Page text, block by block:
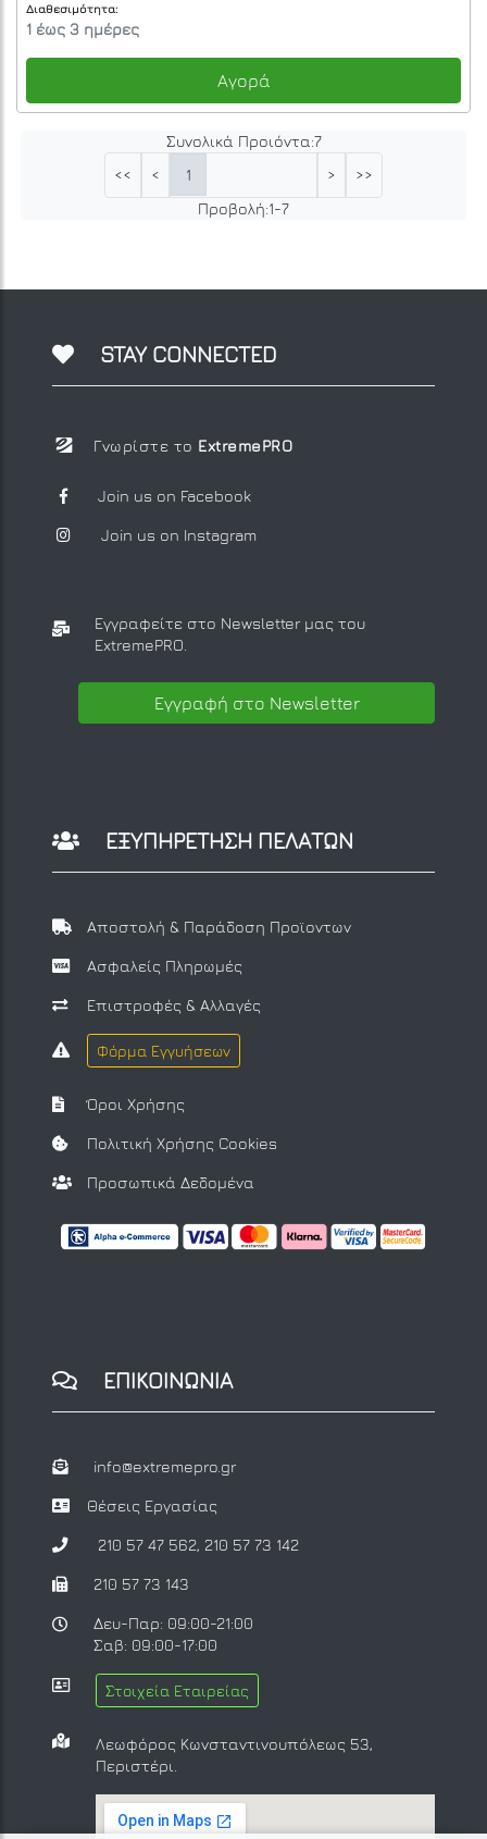
Διαθεσιμότητα:
1 έως 3 ημέρες
Αγορά
Συνολικά Προιόντα:7
<<
< 1 >
>>
Προβολή:1-7
STAY CONNECTED
Γνωρίστε το ExtremePRO
Join us on Facebook
Join us on Instagram
Εγγραφείτε στο Newsletter μας του
ExtremePRO.
Εγγραφή στο Newsletter
ΕΞΥΠΗΡΕΤΗΣΗ ΠΕΛΑΤΩΝ
Αποστολή & Παράδοση Προϊοντων
Ασφαλείς Πληρωμές
Επιστροφές & Αλλαγές
Φόρμα Εγγυήσεων
Όροι Χρήσης
Πολιτική Χρήσης Cookies
Προσωπικά Δεδομένα
ΕΠΙΚΟΙΝΩΝΙΑ
info@extremepro.gr
Θέσεις Εργασίας
210 57 47 562, 210 57 73 142
210 57 73 143
Δευ-Παρ: 09:00-21:00
Σαβ: 09:00-17:00
Στοιχεία Εταιρείας
Λεωφόρος Κωνσταντινουπόλεως 53,
Περιστέρι.